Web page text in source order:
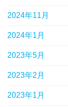
2024年11月
2024年1月
2023年5月
2023年2月
2023年1月